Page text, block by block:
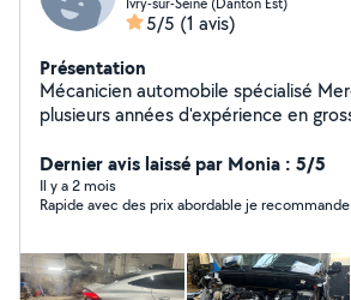
5/5 (1 avis)
Présentation
Mécanicien automobile spécialisé
plusieurs années d'expérience en
et professionnelle avec prise de
Dernier avis laissé par Monia : 5/5
Il y a 2 mois
Rapide avec des prix abordable je recommande